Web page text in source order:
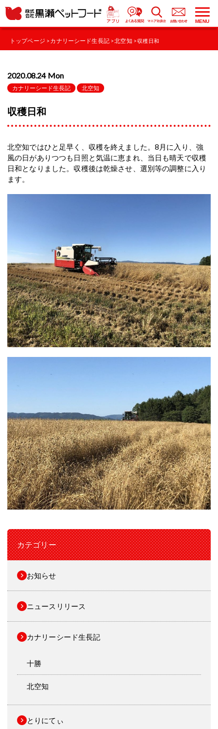
MENU
トップページ > カナリーシード生長記>北空知 > 収穫日和
2020.08.24 Mon
カナリーシード生長記 北空知
収穫日和
北空知ではひと足早く、収穫を終えました。8月に入り、強
風の日がありつつも日照と気温に恵まれ、当日も晴天で収穫
日和となりました。収穫後は乾燥させ、選別等の調整に入り
ます。
カテゴリー
お知らせ
ニュースリリース
カナリーシード生長記
十勝
北空知
とりにてぃ